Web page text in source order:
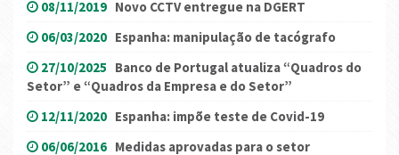
08/11/2019 Novo CCTV entregue na DGERT
06/03/2020 Espanha: manipulação de tacógrafo
27/10/2025 Banco de Portugal atualiza “Quadros do
Setor” e “Quadros da Empresa e do Setor”
12/11/2020 Espanha: impõe teste de Covid-19
06/06/2016 Medidas aprovadas para o setor